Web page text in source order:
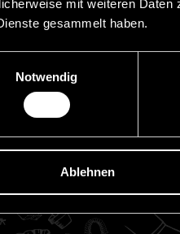
mit weiteren Daten
gesammelt haben.
Notwendig
Ablehnen